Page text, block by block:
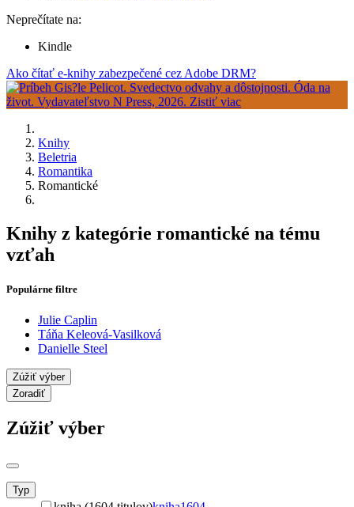
Neprečítate na:
Kindle
Ako čítať e-knihy zabezpečené cez Adobe DRM?
Knihy
Beletria
Romantika
Romantické
Knihy z kategórie romantické na tému
vzťah
Populárne filtre
Julie Caplin
Táňa Keleová-Vasilková
Danielle Steel
Zúžiť výber
Zoradiť
Zúžiť výber
Typ